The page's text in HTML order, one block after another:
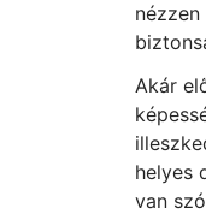
Akár
helyes
van